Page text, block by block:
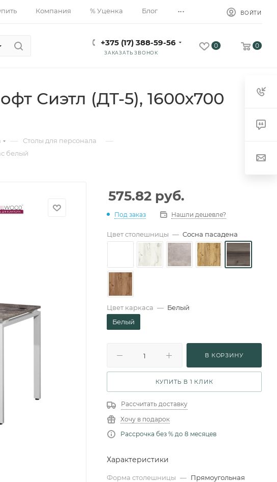
Компания % Уценка Блог ... ВОЙТИ
+375 (17) 388-59-56
ЗАКАЗАТЬ ЗВОНОК
0 0
Сиэтл (ДТ-5), 1600х700
— Столы для персонала —
белый
575.82 руб.
Под заказ Нашли дешевле?
Цвет столешницы — Сосна пасадена
Цвет каркаса — Белый
Белый
В КОРЗИНУ
КУПИТЬ В 1 КЛИК
Рассчитать доставку
Хочу в подарок
Рассрочка без % до 8 месяцев
Характеристики
Форма столешницы — Прямоугольная